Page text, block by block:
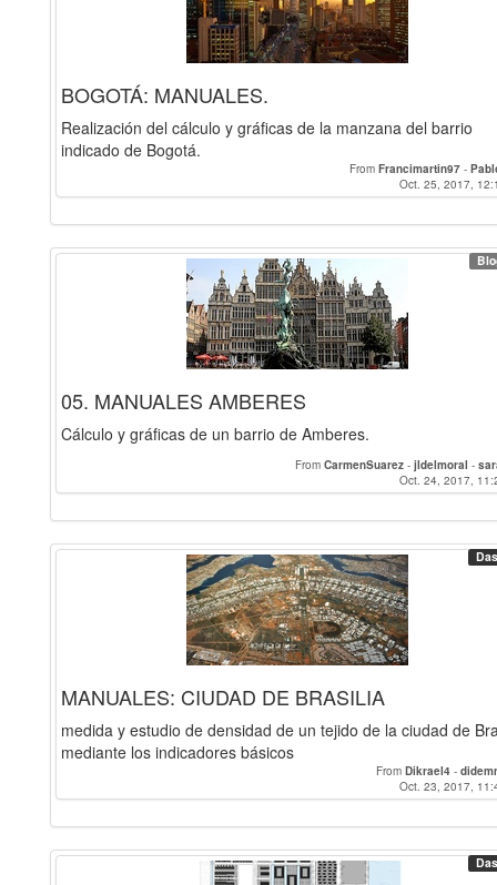
BOGOTÁ: MANUALES.
Realización del cálculo y gráficas de la manzana del barrio
indicado de Bogotá.
From Francimartin97 -
Oct. 25, 2017,
05. MANUALES AMBERES
Cálculo y gráficas de un barrio de Amberes.
From CarmenSuarez - jldelmoral -
Oct. 24, 2017,
MANUALES: CIUDAD DE BRASILIA
medida y estudio de densidad de un tejido de la ciudad de
mediante los indicadores básicos
From Dikrael4 -
Oct. 23, 2017,